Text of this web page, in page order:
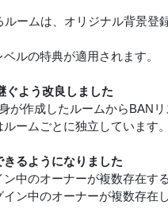
ームは、オリジナル背景登
ルの特典が適用されます。
ぐよう改良しました
が作成したルームからBAN
ームごとに独立しています。
きるようになりました
中のオーナーが複数存在す
ン中のオーナーが複数存在